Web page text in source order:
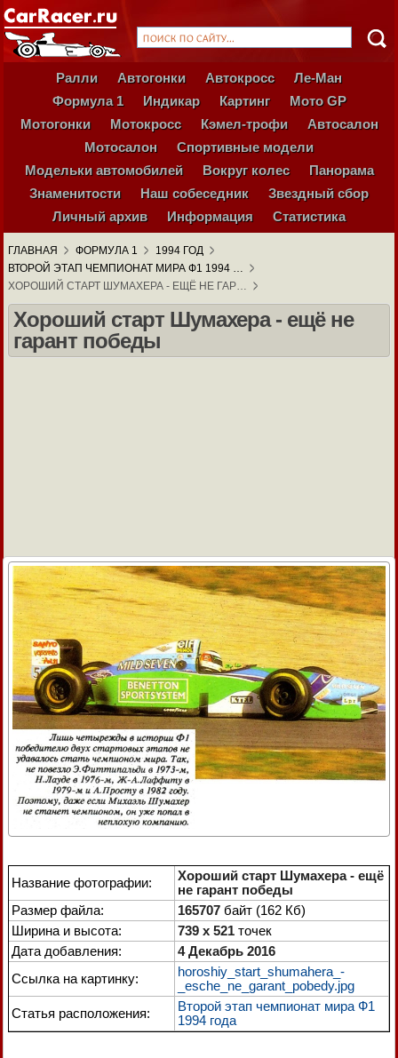
Ралли Автогонки Автокросс
Ле-Ман
Формула 1
Индикар Картинг
Мото GP
Мотогонки
Мотокросс Кэмел-трофи
Автосалон
Мотосалон
Спортивные модели
Модельки автомобилей
Вокруг колес
Панорама
Знаменитости
Наш собеседник
Звездный сбор
Личный архив
Информация Статистика
ГЛАВНАЯ ФОРМУЛА 1
1994 ГОД
ВТОРОЙ ЭТАП ЧЕМПИОНАТ МИРА Ф1 1994 …
ХОРОШИЙ СТАРТ ШУМАХЕРА - ЕЩЁ НЕ ГАР…
Хороший старт Шумахера - ещё не
гарант победы
Название фотографии:
Хороший старт Шумахера - ещё
не гарант победы
Размер файла:
165707 байт (162 Кб)
Ширина и высота:
739 x 521 точек
Дата добавления:
4 Декабрь 2016
Ссылка на картинку:
horoshiy_start_shumahera_-
_esche_ne_garant_pobedy.jpg
Статья расположения:
Второй этап чемпионат мира Ф1
1994 года